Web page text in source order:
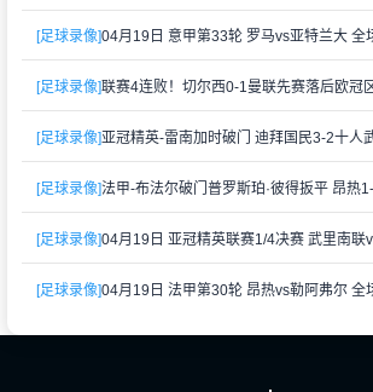
[足球录像]04月19日 意甲第33轮 罗马vs亚特兰大 全
[足球录像]
[足球录像]
[足球录像]法甲-布法尔破门普罗斯珀·彼得扳平 昂热
[足球录像]
[足球录像]04月19日 法甲第30轮 昂热vs勒阿弗尔 全